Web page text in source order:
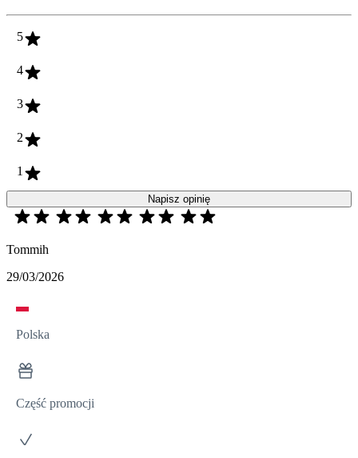
5
4
3
2
1
Napisz opinię
Tommih
29/03/2026
Polska
Część promocji